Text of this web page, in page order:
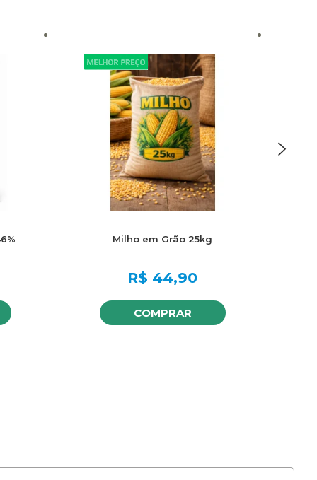
Milho em Grão 25kg
R$ 44,90
COMPRAR